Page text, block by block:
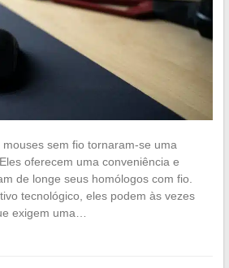
sem fio tornaram-se uma
oferecem uma conveniência e
de longe seus homólogos com fio.
tecnológico, eles podem às vezes
exigem uma…